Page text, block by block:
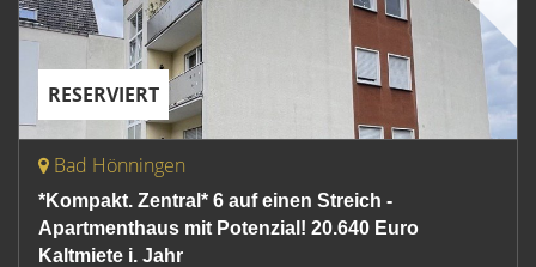
RESERVIERT
Bad Hönningen
*Kompakt. Zentral* 6 auf einen Streich -
Apartmenthaus mit Potenzial! 20.640 Euro
Kaltmiete i. Jahr